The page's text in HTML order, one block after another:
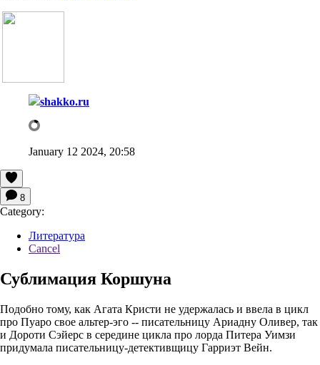
shakko.ru
January 12 2024, 20:58
8
Category:
Литература
Cancel
Сублимация Коршуна
Подобно тому, как Агата Кристи не удержалась и ввела в цикл
про Пуаро свое альтер-эго -- писательницу Ариадну Оливер, так
и Дороти Сэйерс в середине цикла про лорда Питера Уимзи
придумала писательницу-детективщицу Гарриэт Вейн.